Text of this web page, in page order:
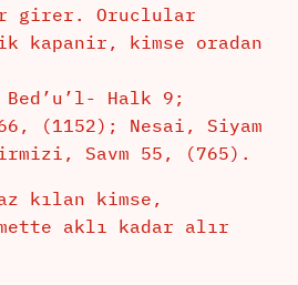
girer. Oruclular
kimse oradan
Halk 9;
(1152); Nesai, Siyam
Savm 55, (765).
kılan kimse,
aklı kadar alır